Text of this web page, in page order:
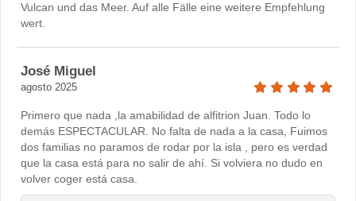
Vulcan und das Meer. Auf alle Fälle eine weitere Empfehlung
wert.
José Miguel
agosto 2025
Primero que nada ,la amabilidad de alfitrion Juan. Todo lo
demás ESPECTACULAR. No falta de nada a la casa, Fuimos
dos familias no paramos de rodar por la isla , pero es verdad
que la casa está para no salir de ahí. Si volviera no dudo en
volver coger está casa.